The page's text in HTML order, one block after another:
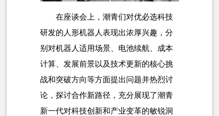
在座谈会上，潮青们对优必选科技
研发的人形机器人表现出浓厚兴趣，分
别对机器人适用场景、电池续航、成本
计算、发展前景以及技术更新的核心挑
战和突破方向等方面提出问题并热烈讨
论，探讨合作新路径，充分展现了潮青
新一代对科技创新和产业变革的敏锐洞